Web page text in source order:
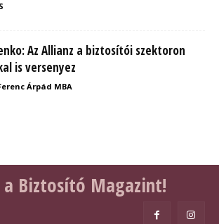
Az Allianz a biztosítói szektoron
is versenyez
Árpád MBA
a Biztosító Magazint!